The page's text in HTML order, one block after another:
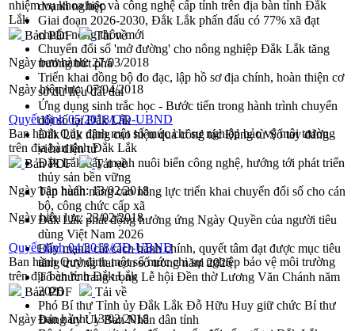
doanh nghiệp
Giai đoạn 2026-2030, Đắk Lắk phấn đấu có 77% xã đạt
chuẩn nông thôn mới
Chuyển đổi số 'mở đường' cho nông nghiệp Đắk Lắk tăng
trưởng bứt phá
Triển khai đồng bộ đo đạc, lập hồ sơ địa chính, hoàn thiện cơ
sở dữ liệu đất đai
Ứng dụng sinh trắc học - Bước tiến trong hành trình chuyển
đổi số tại Đắk Lắk
Đắk Lắk nâng cao hiệu quả công tác Đảng từ Sổ tay đảng
viên điện tử
Đắk Lắk đẩy mạnh nuôi biển công nghệ, hướng tới phát triển
thủy sản bền vững
Tập huấn nâng cao năng lực triển khai chuyển đổi số cho cán
bộ, công chức cấp xã
Đắk Lắk phát động hưởng ứng Ngày Quyền của người tiêu
dùng Việt Nam 2026
Đẩy mạnh cải cách hành chính, quyết tâm đạt được mục tiêu
tăng trưởng hai con số trong năm 2026
Tổ chức trang trọng Lễ hội Đền thờ Lương Văn Chánh năm
2026
Phó Bí thư Tỉnh ủy Đắk Lắk Đỗ Hữu Huy giữ chức Bí thư
Đảng ủy Ủy Ban Nhân dân tỉnh
nhiệm vụ khoa học và công nghệ cấp tỉnh trên địa bàn tỉnh Đắk
Lắk
Bản PDF
Tải về
Ngày ban hành:27/03/2018
Ngày hiệu lực:07/04/2018
Quyết định 05/2018/QĐ-UBND
Ban hành Quy định một số mức chi sự nghiệp bảo vệ môi trường
trên địa bàn tỉnh Đắk Lắk
Bản PDF
Tải về
Ngày ban hành:13/02/2018
Ngày hiệu lực: 23/02/2018
Quyết định 04/2018/QĐ-UBND
Ban hành Quy định một số mức chi sự nghiệp bảo vệ môi trường
trên địa bàn tỉnh Đắk Lắk
Bản PDF
Tải về
Ngày ban hành:13/02/2018